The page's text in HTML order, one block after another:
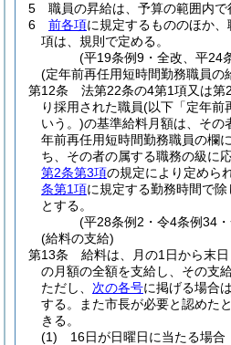
5
職員の昇給は、予算の範囲内で
6
前各項に規定するもののほか
項は、規則で定める。
(平19条例9・全改、平24
(定年前再任用短時間勤務職員の
第12条
法第22条の4第1項又は第
り採用された職員(以下「定年前
いう。)の基準給料月額は、その
年前再任用短時間勤務職員の欄
ち、その者の属する職務の級に
第2条第3項の規定により定めら
条第1項に規定する勤務時間で
とする。
(平28条例2・令4条例34
(給料の支給)
第13条
給料は、月の1日から末
の月額の全額を支給し、その支
ただし、 次の各号に掲げる場合は
する。
また市長が必要と認めた
きる。
(1)
16日が日曜日に当たる場